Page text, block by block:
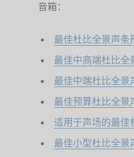
音箱：
最佳杜比全景声
最佳中高端杜比
最佳中端杜比全
最佳预算杜比全
适用于声场的最
最佳小型杜比全景